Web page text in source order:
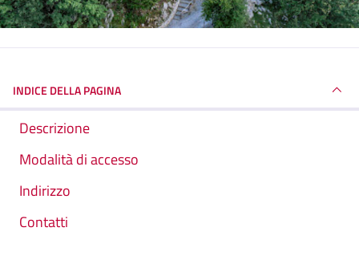
INDICE DELLA PAGINA
Descrizione
Modalità di accesso
Indirizzo
Contatti